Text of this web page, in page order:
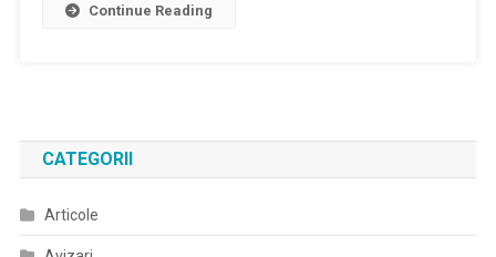
Pentru
Dezvoltat
Continue Reading
CATEGORII
Articole